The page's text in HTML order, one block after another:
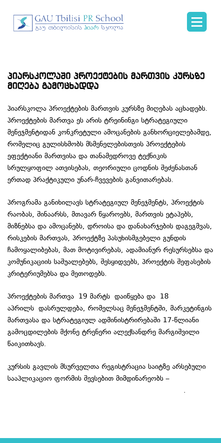
პიარსკოლაში პროექტების მართვის კურსზე
მიღება გამოცხადდა
პიარსკოლა პროექტების მართვის კურსზე მიღებას აცხადებს.
პროექტების მართვა ეს არის ტრეინინგი სტრატეგიული
მენეჯმენტიდან კონკრეტული ამოცანების განხორციელებამდე,
რომელიც გულისხმობს მსმენელებისთვის პროექტების
ეფექტიანი მართვისა და თანამედროვე ტექნიკის
სრულყოფილ ათვისებას, თეორიული ცოდნის შეძენასთან
ერთად პრაქტიკული უნარ-ჩვევების განვითარებას.
პროგრამა განიხილავს სტრატეგიულ მენეჯმენტს, პროექტის
რაობას, შინაარსს, მთავარ წყაროებს, მართვის ეტაპებს,
მიზნებსა და ამოცანებს, დროისა და დანახარჯების დაგეგმვას,
რისკების მართვას, პროექტზე პასუხისმგებელი გუნდის
ჩამოყალიბებას, მათ მოტივირებას, ადამიანურ რესურსებსა და
კომუნიკაციის საშუალებებს, შესყიდვებს, პროექტის შეფასების
კრიტერიუმებსა და მეთოდებს.
პროექტების მართვა 19 მარტს დაიწყება და 18
აპრილს დასრულდება, რომელსაც მენეჯმენტში, მარკეტინგის
მართვასა და სტრატეგიულ ადმინისტრირებაში 17-წლიანი
გამოცდილების მქონე ტრენერი ალექსანდრე მარგიშვილი
წაიკითხავს.
კურსის გავლის მსურველთა რეგისტრაცია საიტზე არსებული
სააპლიკაციო ფორმის შევსებით მიმდინარეობს –
.